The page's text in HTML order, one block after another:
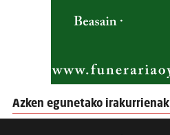
Azken egunetako irakurrienak